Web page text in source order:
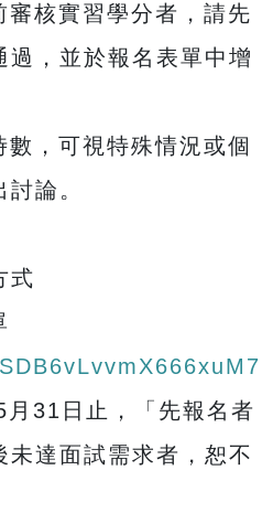
核實習學分者，請先
過，並於報名表單中增
，可視特殊情況或個
論。
式
31日止，「先報名者
未達面試需求者，恕不